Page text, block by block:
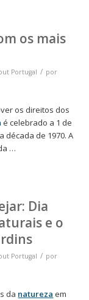
os mais
Portugal / por
os direitos dos
é celebrado a 1 de
década de 1970. A
…
Dia
e o
Portugal / por
da natureza em